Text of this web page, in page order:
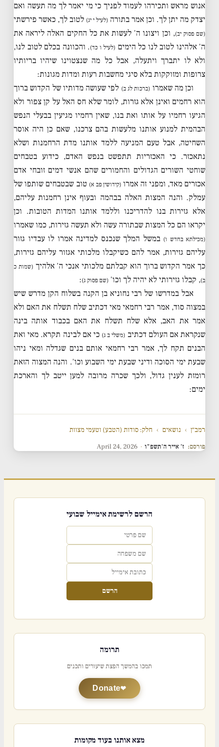
אנוש מראש ותכירהו לעמוד לפניך כי מי יאמר לך מה תעשה ואם
יצדק מה יתן לך. וכן אמר בתורה (לעיל י יג) לטוב לך, כאשר פירשתי
(שם פסוק יב), וכן ויצונו ה' לעשות את כל החקים האלה ליראה את
ה' אלהינו לטוב לנו כל הימים (לעיל ו כד). והכוונה בכלם לטוב לנו,
ולא לו יתברך ויתעלה, אבל כל מה שנצטוינו שיהיו בריותיו
צרופות ומזוקקות בלא סיגי מחשבות רעות ומדות מגונות:
וכן מה שאמרו (ברכות לג ב) לפי שעושה מדותיו של הקדוש ברוך
הוא רחמים ואינן אלא גזרות, לומר שלא חס האל על קן צפור ולא
הגיעו רחמיו על אותו ואת בנו, שאין רחמיו מגיעין בבעלי הנפש
הבהמית למנוע אותנו מלעשות בהם צרכנו, שאם כן היה אוסר
השחיטה, אבל טעם המניעה ללמד אותנו מדת הרחמנות ושלא
נתאכזר. כי האכזריות תתפשט בנפש האדם, כידוע בטבחים
שוחטי השורים הגדולים והחמורים שהם אנשי דמים זובחי אדם
אכזרים מאד, ומפני זה אמרו (קידושין פב א) טוב שבטבחים שותפו של
עמלק. והנה המצות האלה בבהמה ובעוף אינן רחמנות עליהם,
אלא גזירות בנו להדריכנו וללמד אותנו המדות הטובות. וכן
יקראו הם כל המצות שבתורה עשה ולא תעשה גזירות, כמו שאמרו
(מכילתא בחדש ו) במשל המלך שנכנס למדינה אמרו לו עבדיו גזור
עליהם גזירות, אמר להם כשיקבלו מלכותי אגזור עליהם גזירות,
כך אמר הקדוש ברוך הוא קבלתם מלכותי אנכי ה' אלהיך(שמות כ
ב), קבלו גזירותי לא יהיה לך וכו' (שם פסוק ג):
אבל במדרשו של רבי נחוניא בן הקנה בשלוח הקן מדרש שיש
במצוה סוד, אמר רבי רחמאי מאי דכתיב שלח תשלח את האם ולא
אמר את האב, אלא שלח תשלח את האם בכבוד אותה בינה
שנקראת אם העולם דכתיב (משלי ב ג) כי אם לבינה תקרא. מאי ואת
הבנים תקח לך, אמר רבי רחמאי אותם בנים שגדלה ומאי ניהו
שבעת ימי הסוכה ודיני שבעת ימי השבוע וכו'. והנה המצוה הזאת
רומזת לענין גדול, ולכך שכרה מרובה למען ייטב לך והארכת
ימים:
רמב״ן › נושאים › חלק: סודות (הטבע) וטעמי מצוות
פורסם: ז' אייר ה'תשפ"ו ·
April 24, 2026
הרשם לרשימת אימייל שבועי
הרשם
תרומה
תמכו בהמשך הפצת שיעורים ותכנים
Donate
מצא אותנו בעוד מקומות